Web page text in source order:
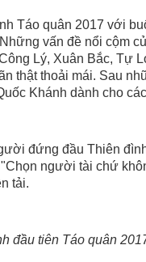
Táo quân 2017 với
vấn đề nổi cộm
Lý, Xuân Bắc, Tự
thật thoải mái. Sau
Khánh dành cho
đứng đầu Thiên
người tài chứ
tải.
đầu tiên Táo quân